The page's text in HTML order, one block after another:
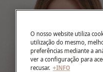
O nosso website utiliza
utilização do mesmo,
preferências mediante a
ver a configuração para
recusar. +INFO